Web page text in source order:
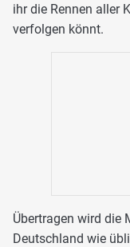
ihr die Rennen aller
verfolgen könnt.
Übertragen wird die
Deutschland wie